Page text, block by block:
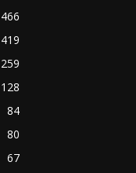
466
419
259
128
84
80
67